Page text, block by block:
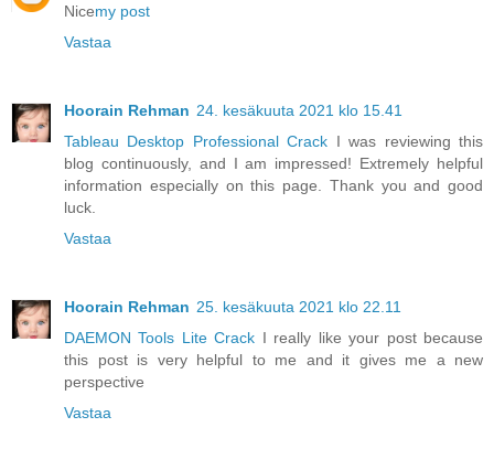
Nicemy post
Vastaa
Hoorain Rehman 24. kesäkuuta 2021 klo 15.41
Tableau Desktop Professional Crack I was reviewing this
blog continuously, and I am impressed! Extremely helpful
information especially on this page. Thank you and good
luck.
Vastaa
Hoorain Rehman 25. kesäkuuta 2021 klo 22.11
DAEMON Tools Lite Crack I really like your post because
this post is very helpful to me and it gives me a new
perspective
Vastaa